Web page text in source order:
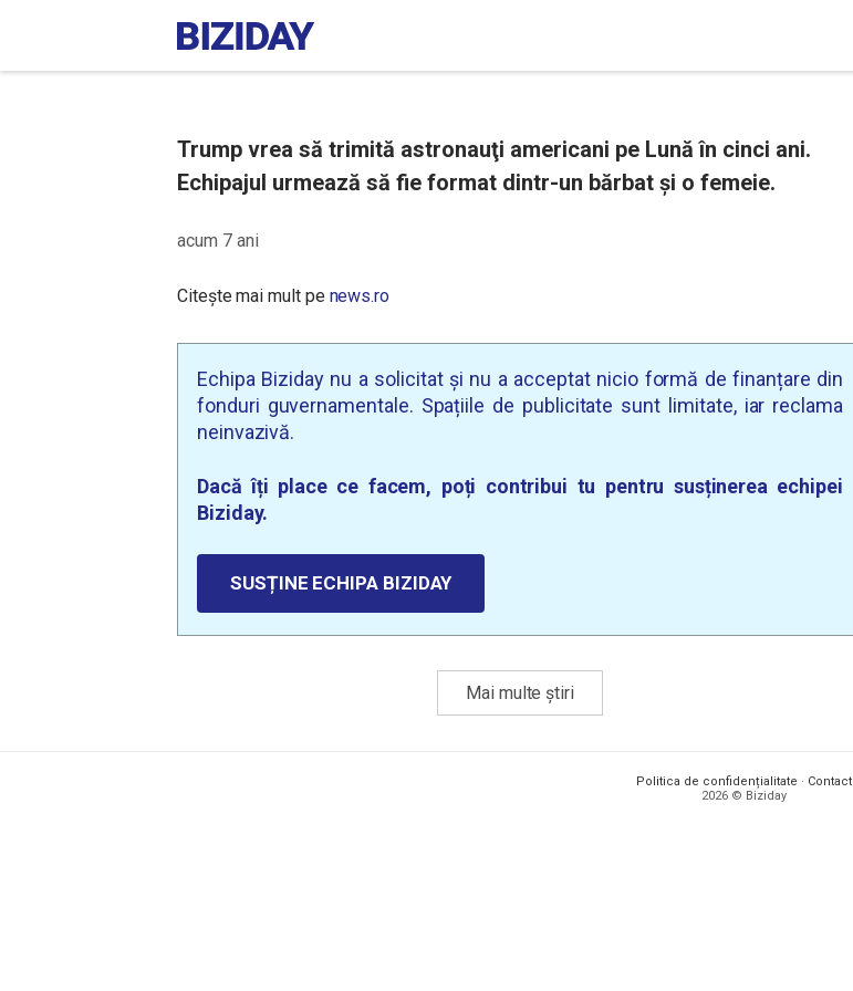
Trump vrea să trimită astronauţi americani pe Lună în cinci ani.
Echipajul urmează să fie format dintr-un bărbat și o femeie.
acum 7 ani
Citește mai mult pe news.ro
Echipa Biziday nu a solicitat și nu a acceptat nicio formă de finanțare din
fonduri guvernamentale. Spațiile de publicitate sunt limitate, iar reclama
neinvazivă.
Dacă îți place ce facem, poți contribui tu pentru susținerea echipei
Biziday.
SUSȚINE ECHIPA BIZIDAY
Mai multe știri
Politica de confidențialitate · Contact
2026 © Biziday